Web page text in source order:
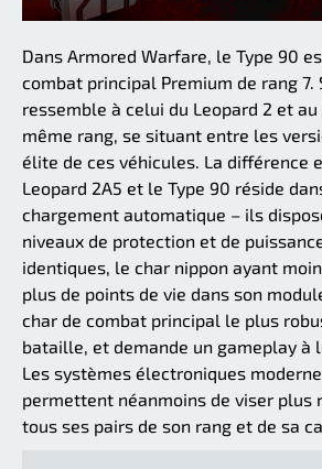
Dans Armored Warfare, le Type 90
combat principal Premium de rang 7.
ressemble à celui du Leopard 2 et
même rang, se situant entre les
élite de ces véhicules. La différence
Leopard 2A5 et le Type 90 réside
chargement automatique – ils
niveaux de protection et de
identiques, le char nippon ayant
plus de points de vie dans son
char de combat principal le plus
bataille, et demande un gameplay à
Les systèmes électroniques
permettent néanmoins de viser plus
tous ses pairs de son rang et de sa